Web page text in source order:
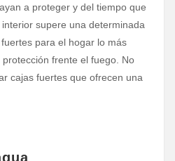
a proteger y del tiempo que
supere una determinada
para el hogar lo más
frente el fuego. No
cajas fuertes que ofrecen una